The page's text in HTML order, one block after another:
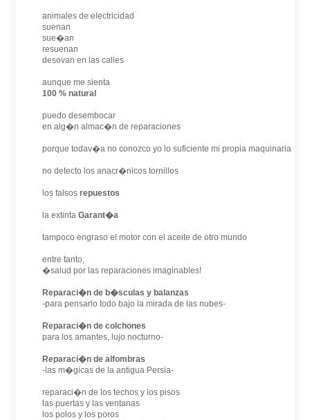
animales de electricidad
suenan
sue�an
resuenan
desovan en las calles
aunque me sienta
100 % natural
puedo desembocar
en alg�n almac�n de reparaciones
porque todav�a no conozco yo lo suficiente mi propia maquinaria
no detecto los anacr�nicos tornillos
los falsosrepuestos
la extintaGarant�a
tampoco engraso el motor con el aceite de otro mundo
entre tanto,
�salud por las reparaciones imaginables!
Reparaci�n de b�sculas y balanzas
-para pensarlo todo bajo la mirada de las nubes-
Reparaci�n de colchones
para los amantes, lujo nocturno-
Reparaci�n de alfombras
-las m�gicas de la antigua Persia-
reparaci�n de los techos y los pisos
las puertas y las ventanas
los polos y los poros